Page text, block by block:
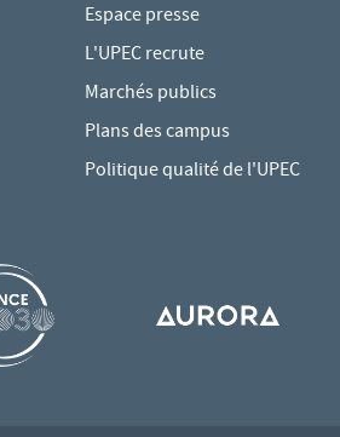
Espace presse
L'UPEC recrute
Marchés publics
Plans des campus
Politique qualité de l'UPEC